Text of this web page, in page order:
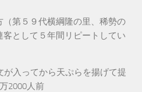
（第５９代横綱隆の里、稀勢の
として５年間リピートしてい
が入ってから天ぷらを揚げて提
2000人前